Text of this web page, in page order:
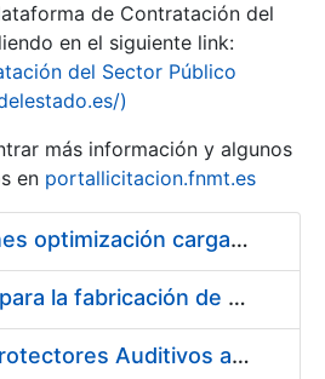
de Contratación del
en el siguiente link:
del Sector Público
)
más información y algunos
en portallicitacion.fnmt.es
Pliego condiciones optimización cargas compras firmado
Acuerdo marco para la fabricación de piezas
Suministro de Protectores Auditivos a medida para las personas trabajadoras de los Centros de Trabajo de Madrid y Burgos